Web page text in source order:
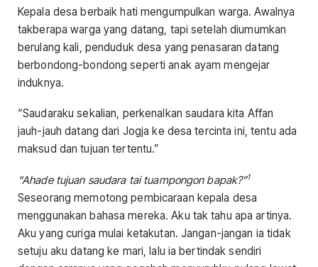
Kepala desa berbaik hati mengumpulkan warga. Awalnya
takberapa warga yang datang, tapi setelah diumumkan
berulang kali, penduduk desa yang penasaran datang
berbondong-bondong seperti anak ayam mengejar
induknya.
“Saudaraku sekalian, perkenalkan saudara kita Affan
jauh-jauh datang dari Jogja ke desa tercinta ini, tentu ada
maksud dan tujuan tertentu.”
“Ahade tujuan saudara tai tuampongon bapak?”1
Seseorang memotong pembicaraan kepala desa
menggunakan bahasa mereka. Aku tak tahu apa artinya.
Aku yang curiga mulai ketakutan. Jangan-jangan ia tidak
setuju aku datang ke mari, lalu ia bertindak sendiri